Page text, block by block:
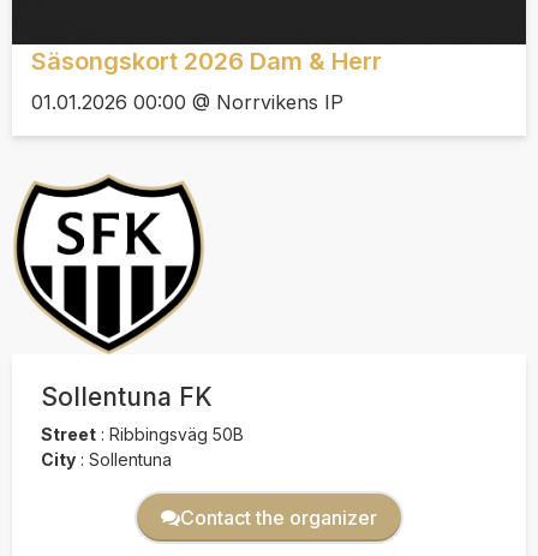
Säsongskort 2026 Dam & Herr
01.01.2026 00:00 @ Norrvikens IP
Sollentuna FK
Street : Ribbingsväg 50B
City : Sollentuna
Contact the organizer